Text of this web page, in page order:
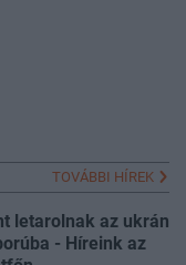
TOVÁBBI HÍREK
letarolnak az ukrán
- Híreink az